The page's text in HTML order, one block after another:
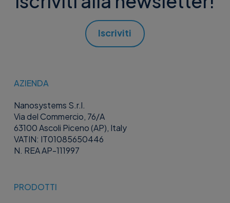
Iscriviti
AZIENDA
Nanosystems S.r.l.
Via del Commercio, 76/A
63100 Ascoli Piceno (AP), Italy
VATIN: IT01085650446
N. REA AP-111997
PRODOTTI